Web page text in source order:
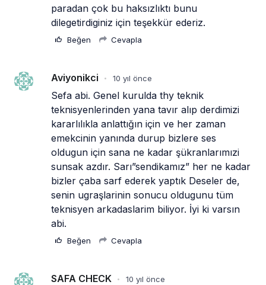
paradan çok bu haksızlıktı bunu
dilegetirdiginiz için teşekkür ederiz.
Beğen Cevapla
Aviyonikci • 10 yıl önce
Sefa abi. Genel kurulda thy teknik
teknisyenlerinden yana tavır alıp derdimizi
kararlılıkla anlattığın için ve her zaman
emekcinin yanında durup bizlere ses
oldugun için sana ne kadar şükranlarımızi
sunsak azdır. Sarı”sendikamız” her ne kadar
bizler çaba sarf ederek yaptık Deseler de,
senin ugraşlarinin sonucu oldugunu tüm
teknisyen arkadaslarim biliyor. İyi ki varsın
abi.
Beğen Cevapla
SAFA CHECK • 10 yıl önce